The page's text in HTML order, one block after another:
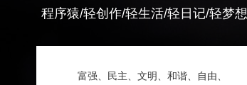
程序猿/轻创作/轻生活/轻日记/轻梦想
富强、民主、文明、和谐、自由、